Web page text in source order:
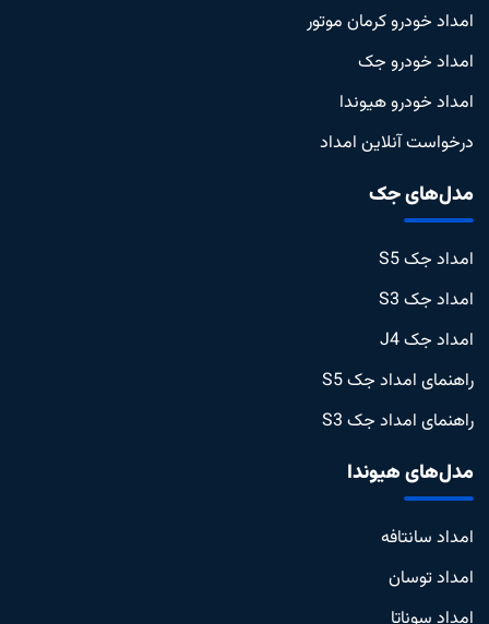
امداد خودرو کرمان موتور
امداد خودرو جک
امداد خودرو هیوندا
درخواست آنلاین امداد
مدل‌های جک
امداد جک S5
امداد جک S3
امداد جک J4
راهنمای امداد جک S5
راهنمای امداد جک S3
مدل‌های هیوندا
امداد سانتافه
امداد توسان